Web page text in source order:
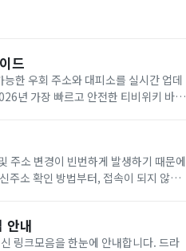
드
한 우회 주소와 대피소를 실시간 업데
년 가장 빠르고 안전한 티비위키 바로
주소 변경이 빈번하게 발생하기 때문에
주소 확인 방법부터, 접속이 되지 않을
안내
링크모음을 한눈에 안내합니다. 드라